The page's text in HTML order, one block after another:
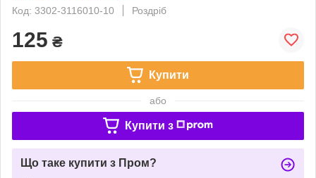
Код: 3302-3116010-10
Роздріб
125 ₴
Купити
або
Купити з
Що таке купити з Пром?